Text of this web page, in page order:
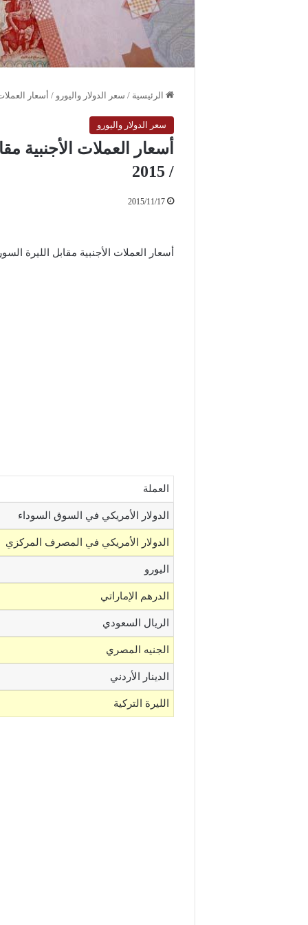
الرئيسية / سعر الدولار واليورو / أسعار العملات
سعر الدولار واليورو
/ 2015
2015/11/17
أسعار العملات الأجنبية مقابل الليرة السورية ليوم
العملة
الدولار الأمريكي في السوق السوداء
الدولار الأمريكي في المصرف المركزي
اليورو
الدرهم الإماراتي
الريال السعودي
الجنيه المصري
الدينار الأردني
الليرة التركية